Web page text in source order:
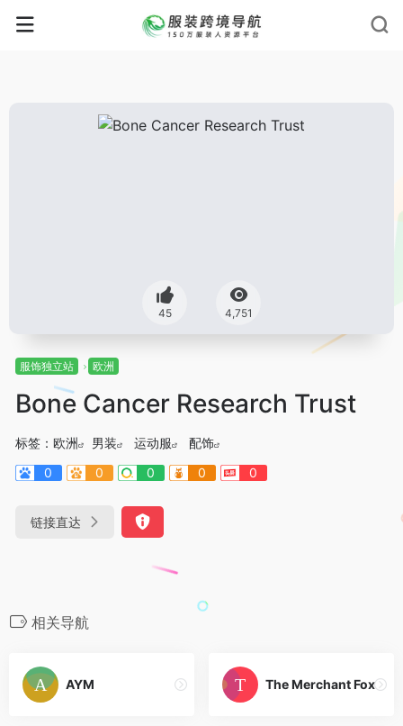
45 4,751
服饰独立站 欧洲
Bone Cancer Research Trust
标签： 欧洲 男装 运动服
配饰
0
0 0 0 0
链接直达
相关导航
AYM The Merchant Fox